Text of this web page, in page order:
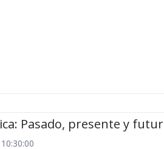
Pasado, presente y